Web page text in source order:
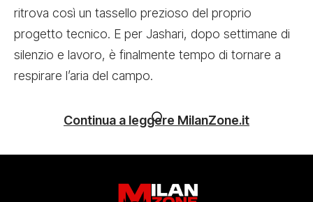
ritrova così un tassello prezioso del proprio
progetto tecnico. E per Jashari, dopo settimane di
silenzio e lavoro, è finalmente tempo di tornare a
respirare l’aria del campo.
Continua a leggere MilanZone.it